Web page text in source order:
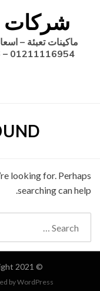
content
شركات
ماكينات تعبئة –
01211116954 – 01211116956 – 01211116958
looking for. Perhaps
searching can help.
© Copyright 2021 –
byWordPress